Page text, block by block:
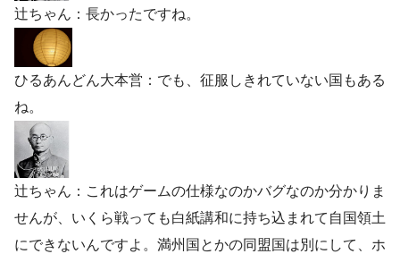
辻ちゃん：長かったですね。
ひるあんどん大本営：でも、征服しきれていない国もある
ね。
辻ちゃん：これはゲームの仕様なのかバグなのか分かりま
せんが、いくら戦っても白紙講和に持ち込まれて自国領土
にできないんですよ。満州国とかの同盟国は別にして、ホ